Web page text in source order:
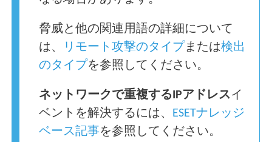
脅威と他の関連用語の詳細について
は、
リモート攻撃のタイプ または検出
のタイプを参照してください。
ネットワークで重複するIPアドレスイ
ベントを解決するには、
ESETナレッジ
ベース記事を参照してください。